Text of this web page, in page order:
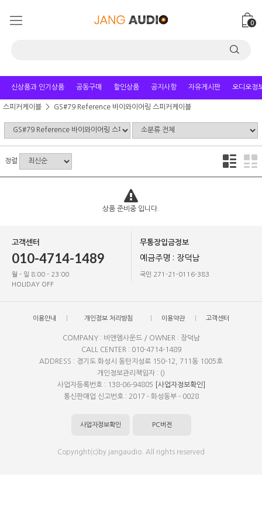
0
신상품과 인기상품 공동구매 할인상품 공지사항 자유게시판 오디오정
스피커케이블 GS#79 Reference 바이와이어링 스피커케이블
정렬
상품 준비중 입니다.
고객센터
010-4714-1489
월 - 일 8:00 - 23:00
HOLIDAY OFF
무통장입금정보
예금주명 : 장덕남
국민 271-21-0116-383
이용안내 개인정보 처리방침 이용약관 고객센터
COMPANY : 비앤엠사운드 / OWNER : 장덕남
CALL CENTER : 010-4714-1489
ADDRESS : 경기도 화성시 동탄지성로 150-12, 711동 1005호
개인정보관리책임자 : ()
사업자등록번호 : 138-06-94805
[사업자정보확인]
통신판매업 신고번호 : 2017 - 화성동부 - 0028
사업자정보확인 PC버전
Copyright(c)by jangaudio. All rights reserved